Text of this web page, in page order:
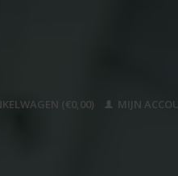
(€0,00) MIJN